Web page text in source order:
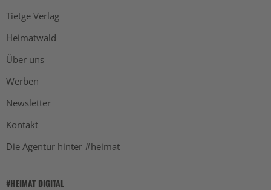
Tietge Verlag
Heimatwald
Über uns
Werben
Newsletter
Kontakt
Die Agentur hinter #heimat
#HEIMAT DIGITAL